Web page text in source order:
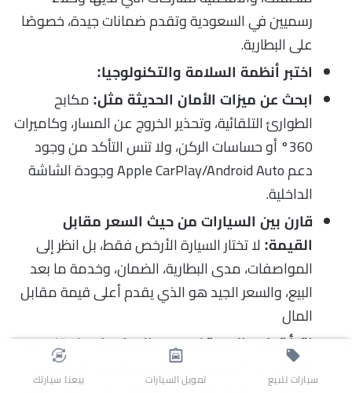
رسميين في السعودية وتقدم ضمانات جيدة، خصوصًا
على البطارية.
اختبر أنظمة السلامة والتكنولوجيا:
ابحث عن ميزات الأمان الحديثة مثل: مكابح
الطوارئ التلقائية، وتحذير الخروج عن المسار، وكاميرات
360° أو حساسات الركن، ولا تنس التأكد من وجود
دعم Apple CarPlay/Android Auto وجودة الشاشة
الداخلية.
قارن بين السيارات من حيث السعر مقابل
القيمة: لا تختار السيارة الأرخص فقط، بل انظر إلى
المواصفات، مدى البطارية، الضمان، وخدمة ما بعد
البيع، والسعر الجيد هو الذي يقدم أعلى قيمة مقابل
المال
اقرأ تجارب المستخدمين والمراجعات:استفد من
آراء وتجارب المستخدمين الحقيقيين في السعودية،
سيارات للبيع تمويل السيارات بيعنا سيارتك